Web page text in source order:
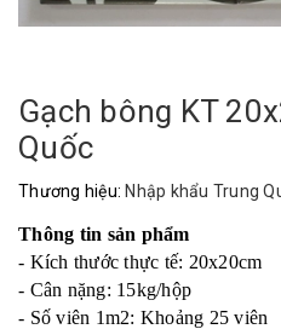
Gạch bông KT
Quốc
Thương hiệu:Nhập khẩu Trung
Thông tin sản phẩm
- Kích thước thực tế: 20x20cm
- Cân nặng: 15kg/hộp
- Số viên 1m2: Khoảng 25 viên